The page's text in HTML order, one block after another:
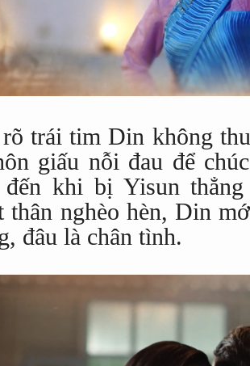
trái tim Din không
giấu nỗi đau để
khi bị Yisun
thân nghèo hèn, Din
đâu là chân tình.